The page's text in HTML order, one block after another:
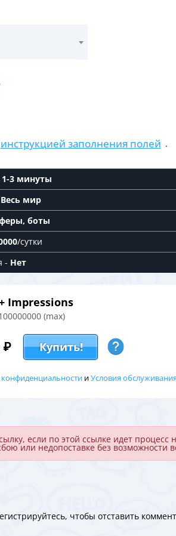
инструкцией заполнения полей .
1-3 минуты
Весь мир
боты
/сутки
- Нет
Impressions
(max)
₽ Купить!
иУсловия обслуживания
если по этой ссылке идет процесс
или недопоставке без возможности
чтобы отставить